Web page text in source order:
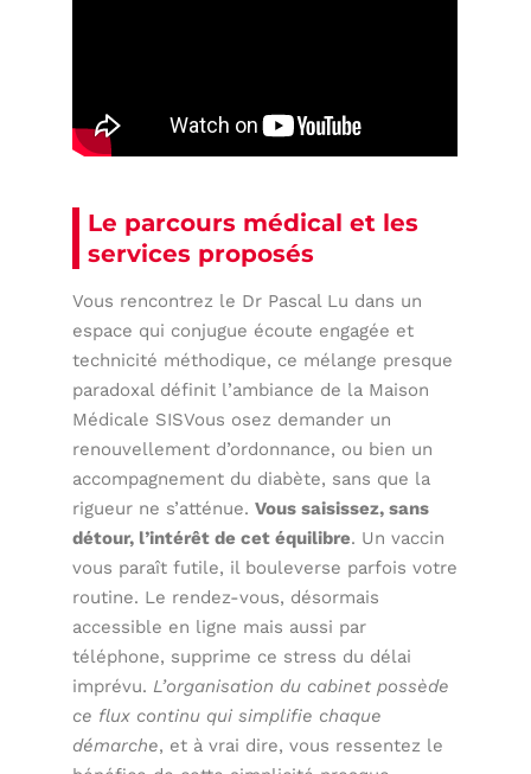
Le parcours médical et les
services proposés
Vous rencontrez le Dr Pascal Lu dans un
espace qui conjugue écoute engagée et
technicité méthodique, ce mélange presque
paradoxal définit l’ambiance de la Maison
Médicale SISVous osez demander un
renouvellement d’ordonnance, ou bien un
accompagnement du diabète, sans que la
rigueur ne s’atténue.Vous saisissez, sans
détour, l’intérêt de cet équilibre. Un vaccin
vous paraît futile, il bouleverse parfois votre
routine. Le rendez-vous, désormais
accessible en ligne mais aussi par
téléphone, supprime ce stress du délai
imprévu.L’organisation du cabinet possède
ce flux continu qui simplifie chaque
démarche, et à vrai dire, vous ressentez le